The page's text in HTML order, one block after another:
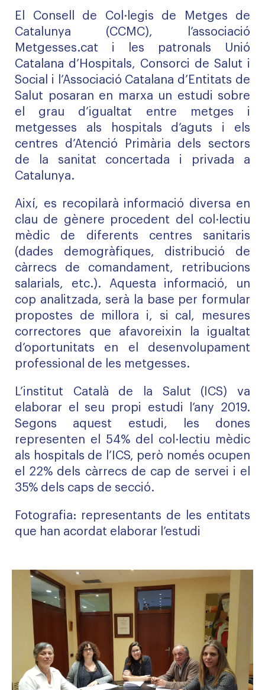
El Consell de Col·legis de Metges de
Catalunya (CCMC), l’associació
Metgesses.cat i les patronals Unió
Catalana d’Hospitals, Consorci de Salut i
Social i l’Associació Catalana d’Entitats de
Salut posaran en marxa un estudi sobre
el grau d’igualtat entre metges i
metgesses als hospitals d’aguts i els
centres d’Atenció Primària dels sectors
de la sanitat concertada i privada a
Catalunya.
Així, es recopilarà informació diversa en
clau de gènere procedent del col·lectiu
mèdic de diferents centres sanitaris
(dades demogràfiques, distribució de
càrrecs de comandament, retribucions
salarials, etc.). Aquesta informació, un
cop analitzada, serà la base per formular
propostes de millora i, si cal, mesures
correctores que afavoreixin la igualtat
d’oportunitats en el desenvolupament
professional de les metgesses.
L’institut Català de la Salut (ICS) va
elaborar el seu propi estudi l’any 2019.
Segons aquest estudi, les dones
representen el 54% del col·lectiu mèdic
als hospitals de l’ICS, però només ocupen
el 22% dels càrrecs de cap de servei i el
35% dels caps de secció.
Fotografia: representants de les entitats
que han acordat elaborar l’estudi